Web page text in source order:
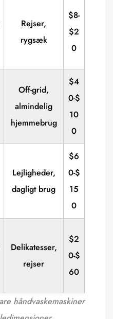
Rejser,
rygsæk
$8-
$2
0
Off-grid,
almindelig
hjemmebrug
$4
0-$
10
0
Lejligheder,
dagligt brug
$6
0-$
15
0
Delikatesser,
rejser
$2
0-$
60
håndvaskemaskiner